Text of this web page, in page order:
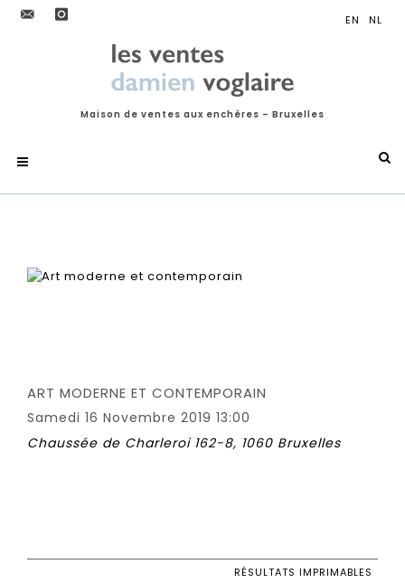
Maison de ventes aux enchères – Bruxelles
ART MODERNE ET CONTEMPORAIN
Samedi 16 Novembre 2019 13:00
Chaussée de Charleroi 162-8, 1060 Bruxelles
RÉSULTATS IMPRIMABLES